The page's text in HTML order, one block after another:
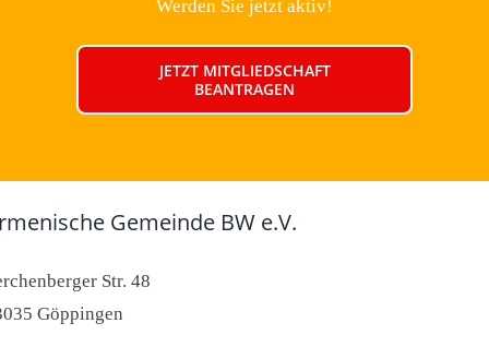
Werden Sie jetzt aktiv!
JETZT MITGLIEDSCHAFT
BEANTRAGEN
Gemeinde BW e.V.
Str. 48
Göppingen